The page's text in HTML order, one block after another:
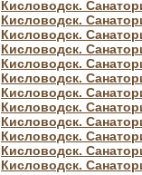
Кисловодск.
Кисловодск.
Кисловодск.
Кисловодск.
Кисловодск.
Кисловодск.
Кисловодск.
Кисловодск.
Кисловодск.
Кисловодск.
Кисловодск.
Кисловодск.